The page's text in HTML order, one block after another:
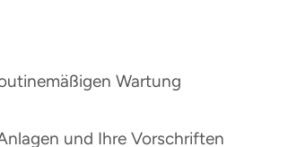
Wartung
und Ihre Vorschriften